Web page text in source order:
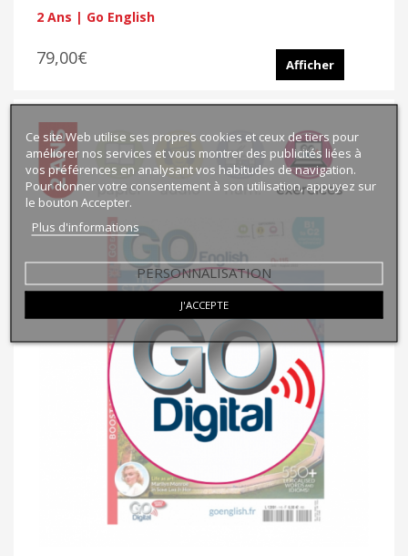
2 Ans | Go English
79,00€ Afficher
Ce site Web utilise ses propres cookies et ceux de tiers pour
améliorer nos services et vous montrer des publicités liées à
vos préférences en analysant vos habitudes de navigation.
Pour donner votre consentement à son utilisation, appuyez sur
le bouton Accepter.
Plus d'informations
PERSONNALISATION
J'ACCEPTE